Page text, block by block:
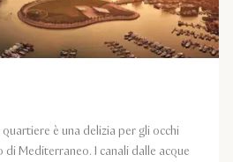
è una delizia per gli occhi
di Mediterraneo. I canali dalle acque